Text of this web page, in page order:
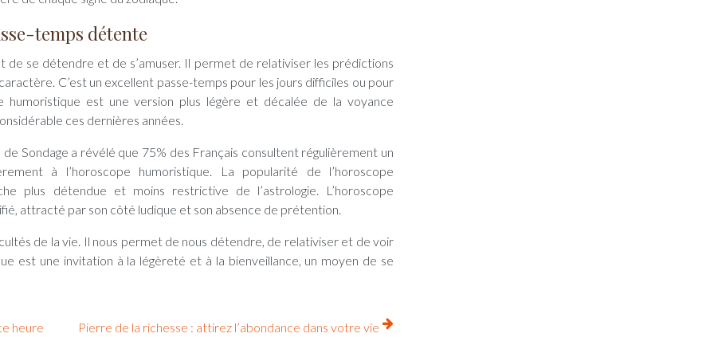
temps détente
de se détendre et de s’amuser. Il permet de relativiser les prédictions
C’est un excellent passe-temps pour les jours difficiles ou pour
humoristique est une version plus légère et décalée de la voyance
ces dernières années.
Sondage a révélé que 75% des Français consultent régulièrement un
à l’horoscope humoristique. La popularité de l’horoscope
plus détendue et moins restrictive de l’astrologie. L’horoscope
attracté par son côté ludique et son absence de prétention.
de la vie. Il nous permet de nous détendre, de relativiser et de voir
est une invitation à la légèreté et à la bienveillance, un moyen de se
heure Pierre de la richesse : attirez l’abondance dans votre vie